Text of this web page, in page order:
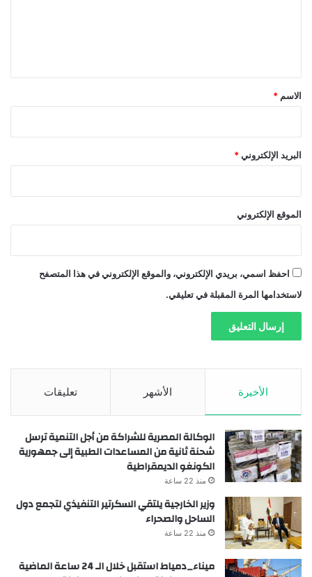
*
الاسم *
البريد الإلكتروني *
الموقع الإلكتروني
احفظ اسمي، بريدي الإلكتروني، والموقع الإلكتروني في هذا المتصفح
لاستخدامها المرة المقبلة في تعليقي.
الأخيرة الأشهر تعليقات
الوكالة المصرية للشراكة من أجل التنمية ترسل
شحنة ثانية من المساعدات الطبية إلى جمهورية
الكونغو الديمقراطية
منذ 22 ساعة
وزير الخارجية يلتقي السكرتير التنفيذي لتجمع دول
الساحل والصحراء
منذ 22 ساعة
ميناء_دمياط استقبل خلال الـ 24 ساعة الماضية